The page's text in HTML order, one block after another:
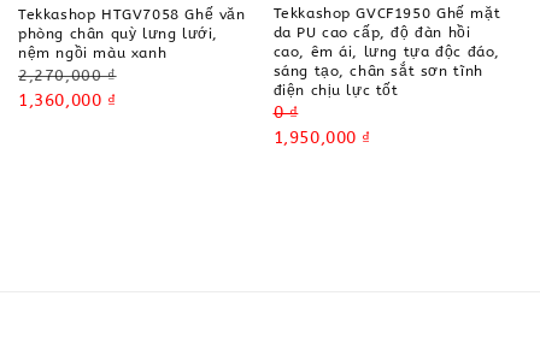
Tekkashop HTGV7058 Ghế văn
phòng chân quỳ lưng lưới,
nệm ngồi màu xanh
Regular
price
2,270,000 ₫
Sale
1,360,000 ₫
Tekkashop GVCF1950 Ghế mặt
da PU cao cấp, độ đàn hồi
cao, êm ái, lưng tựa độc đáo,
sáng tạo, chân sắt sơn tĩnh
điện chịu lực tốt
Regular
price
0 ₫
Sale
1,950,000 ₫